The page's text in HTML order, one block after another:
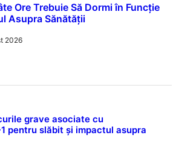
Ore Trebuie Să Dormi în Funcție
Asupra Sănătății
2026
grave asociate cu
pentru slăbit și impactul asupra